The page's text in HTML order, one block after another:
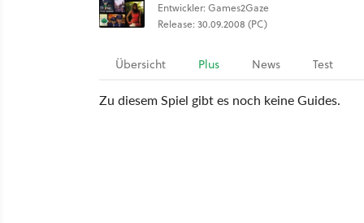
Entwickler: Games2Gaze
Release: 30.09.2008 (PC)
Übersicht Plus News Test
Zu diesem Spiel gibt es noch keine Guides.